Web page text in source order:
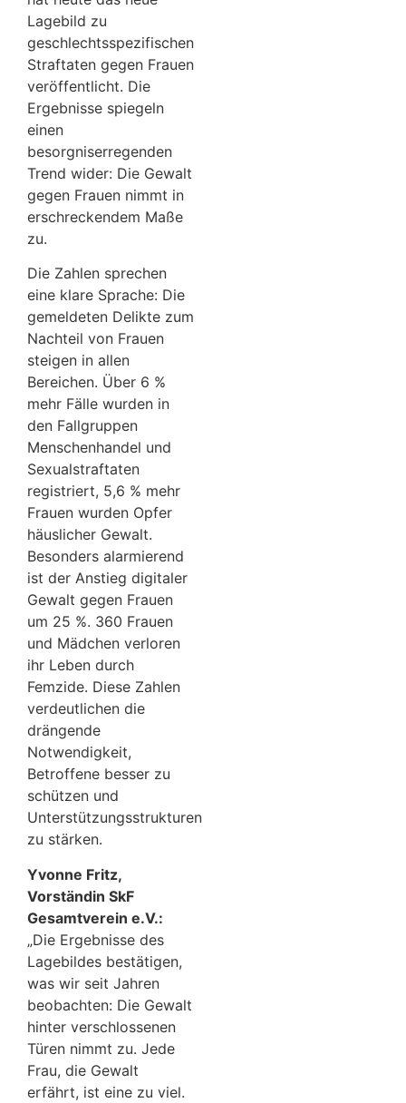
Lagebild zu
geschlechtsspezifischen
Straftaten gegen Frauen
veröffentlicht. Die
Ergebnisse spiegeln
einen
besorgniserregenden
Trend wider: Die Gewalt
gegen Frauen nimmt in
erschreckendem Maße
zu.
Die Zahlen sprechen
eine klare Sprache: Die
gemeldeten Delikte zum
Nachteil von Frauen
steigen in allen
Bereichen. Über 6 %
mehr Fälle wurden in
den Fallgruppen
Menschenhandel und
Sexualstraftaten
registriert, 5,6 % mehr
Frauen wurden Opfer
häuslicher Gewalt.
Besonders alarmierend
ist der Anstieg digitaler
Gewalt gegen Frauen
um 25 %. 360 Frauen
und Mädchen verloren
ihr Leben durch
Femzide. Diese Zahlen
verdeutlichen die
drängende
Notwendigkeit,
Betroffene besser zu
schützen und
Unterstützungsstrukturen
zu stärken.
Yvonne Fritz,
Vorständin SkF
Gesamtverein e.V.:
„Die Ergebnisse des
Lagebildes bestätigen,
was wir seit Jahren
beobachten: Die Gewalt
hinter verschlossenen
Türen nimmt zu. Jede
Frau, die Gewalt
erfährt, ist eine zu viel.